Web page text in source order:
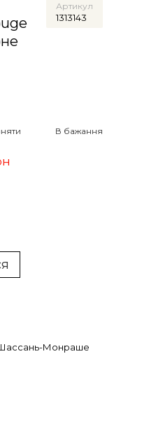
Артикул
1313143
В бажання
Монраше